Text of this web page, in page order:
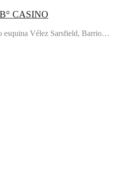
CASINO
esquina Vélez Sarsfield, Barrio…